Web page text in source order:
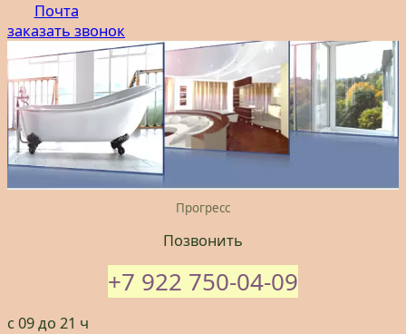
Почта
заказать звонок
Прогресс
Позвонить
+7 922 750-04-09
с 09 до 21 ч